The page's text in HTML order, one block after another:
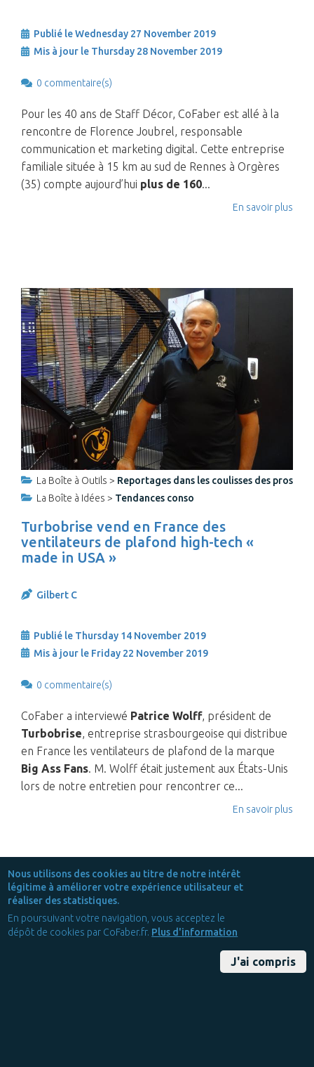
Publié le Wednesday 27 November 2019
Mis à jour le Thursday 28 November 2019
0 commentaire(s)
Pour les 40 ans de Staff Décor, CoFaber est allé à la
rencontre de Florence Joubrel, responsable
communication et marketing digital. Cette entreprise
familiale située à 15 km au sud de Rennes à Orgères
(35) compte aujourd’hui plus de 160...
En savoir plus
La Boîte à Outils > Reportages dans les coulisses des pros
La Boîte à Idées > Tendances conso
Turbobrise vend en France des
ventilateurs de plafond high-tech «
made in USA »
Gilbert C
Publié le Thursday 14 November 2019
Mis à jour le Friday 22 November 2019
0 commentaire(s)
CoFaber a interviewé Patrice Wolff, président de
Turbobrise, entreprise strasbourgeoise qui distribue
en France les ventilateurs de plafond de la marque
Big Ass Fans. M. Wolff était justement aux États-Unis
lors de notre entretien pour rencontrer ce...
En savoir plus
Nous utilisons des cookies au titre de notre intérêt
légitime à améliorer votre expérience utilisateur et
réaliser des statistiques.
En poursuivant votre navigation, vous acceptez le
dépôt de cookies par CoFaber.fr. Plus d'information
J'ai compris